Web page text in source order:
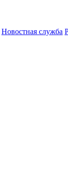
Новостная служба